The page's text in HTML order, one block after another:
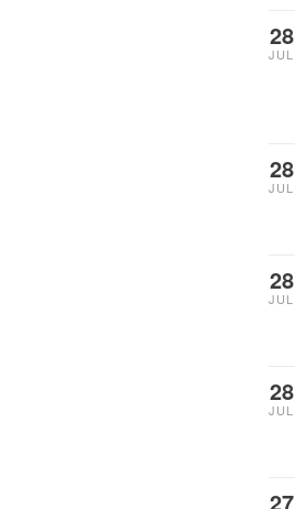
28
JUL
28
JUL
28
JUL
28
JUL
27